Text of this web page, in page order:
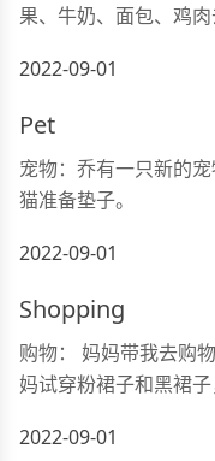
果、牛奶、面包、鸡肉
2022-09-01
Pet
宠物：乔有一只新的
猫准备垫子。
2022-09-01
Shopping
购物： 妈妈带我去购
妈试穿粉裙子和黑裙子
2022-09-01